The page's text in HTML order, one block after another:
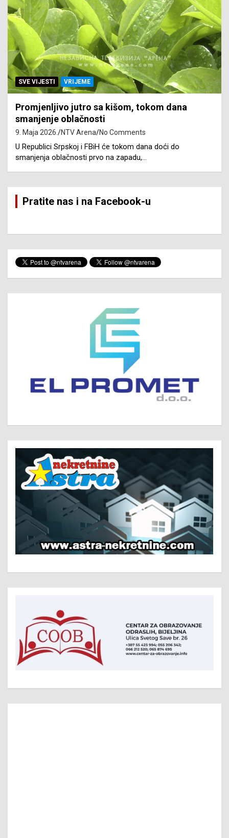
SVE VIJESTI VRIJEME
Promjenljivo jutro sa kišom, tokom dana
smanjenje oblačnosti
9. Maja 2026. NTV Arena No Comments
U Republici Srpskoj i FBiH će tokom dana doći do
smanjenja oblačnosti prvo na zapadu,…
Pratite nas i na Facebook-u